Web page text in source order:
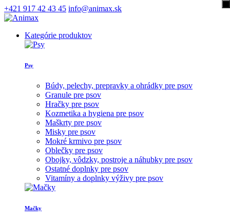
+421 917 42 43 45 info@animax.sk
Kategórie produktov
Psy
Búdy, pelechy, prepravky a ohrádky pre psov
Granule pre psov
Hračky pre psov
Kozmetika a hygiena pre psov
Maškrty pre psov
Misky pre psov
Mokré krmivo pre psov
Oblečky pre psov
Obojky, vôdzky, postroje a náhubky pre psov
Ostatné doplnky pre psov
Vitamíny a doplnky výživy pre psov
Mačky